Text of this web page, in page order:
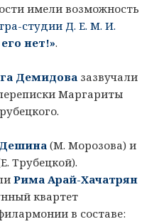
имели возможность
студии Д. Е. М. И.
нет!».
Демидова зазвучали
Маргариты
(М. Морозова) и
Трубецкой).
Рима Арай-Хачатрян
квартет
в составе: